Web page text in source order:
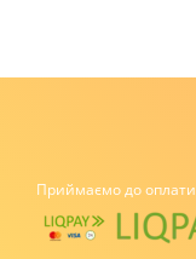
Приймаємо до оплати